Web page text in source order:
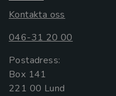
Kontakta oss
046-31 20 00
Postadress:
Box 141
221 00 Lund